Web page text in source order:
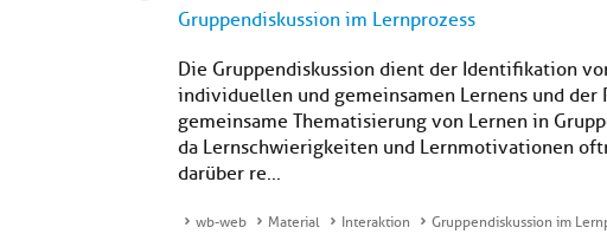
Gruppendiskussion im Lernprozess
Die Gruppendiskussion dient der Identifikation
individuellen und gemeinsamen Lernens und der
gemeinsame Thematisierung von Lernen in
da Lernschwierigkeiten und Lernmotivationen
darüber re...
wb-web Material Interaktion Gruppendiskussion im